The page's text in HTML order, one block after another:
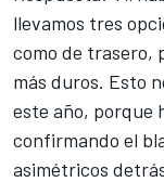
llevamos tres
como de trasero,
más duros. Esto
este año, porque
confirmando el
asimétricos